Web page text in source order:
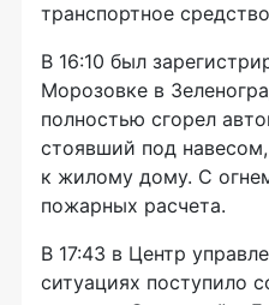
транспортное
В 16:10 был
Морозовке в
полностью сгорел
стоявший под
к жилому дому. С
пожарных расчета.
В 17:43 в Центр
ситуациях поступило